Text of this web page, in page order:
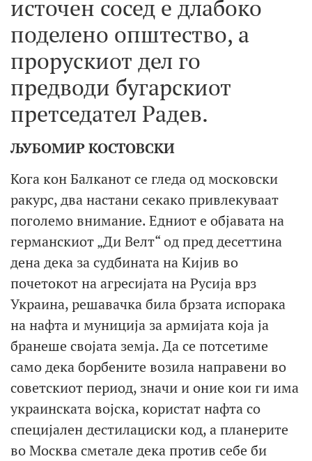
источен сосед е длабоко
поделено општество, а
прорускиот дел го
предводи бугарскиот
претседател Радев.
ЉУБОМИР КОСТОВСКИ
Кога кон Балканот се гледа од московски
ракурс, два настани секако привлекуваат
поголемо внимание. Едниот е објавата на
германскиот „Ди Велт“ од пред десеттина
дена дека за судбината на Кијив во
почетокот на агресијата на Русија врз
Украина, решавачка била брзата испорака
на нафта и муниција за армијата која ја
бранеше својата земја. Да се потсетиме
само дека борбените возила направени во
советскиот период, значи и оние кои ги има
украинската војска, користат нафта со
специјален дестилациски код, а планерите
во Москва сметале дека против себе би